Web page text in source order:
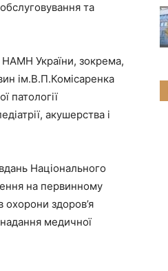
та
НАМН України, зокрема,
ім.В.П.Комісаренка
патології
акушерства і
Національного
на первинному
охорони здоров’я
медичної